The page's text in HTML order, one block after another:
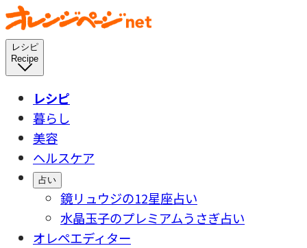
レシピ
Recipe
レシピ
暮らし
美容
ヘルスケア
占い
鏡リュウジの12星座占い
水晶玉子のプレミアムうさぎ占い
オレペエディター